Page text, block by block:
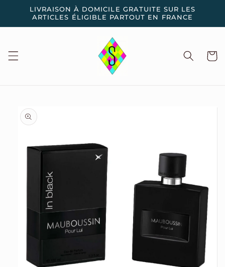
passer
contenu
LIVRAISON À DOMICILE GRATUITE SUR LES
ARTICLES ÉLIGIBLE PARTOUT EN FRANCE
Panier
Passer aux
informations
produits